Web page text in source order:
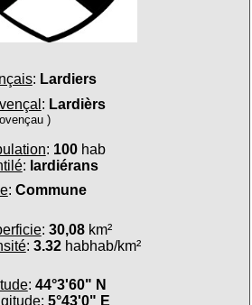
: Lardiers
: Lardièrs
)
: 100hab
: lardiérans
: Commune
: 30,08km²
: 3.32habhab/km²
: 44°3'60" N
: 5°43'0" E